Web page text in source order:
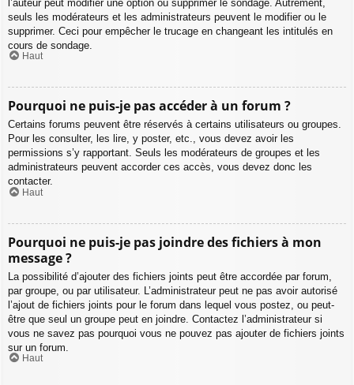
l’auteur peut modifier une option ou supprimer le sondage. Autrement,
seuls les modérateurs et les administrateurs peuvent le modifier ou le
supprimer. Ceci pour empêcher le trucage en changeant les intitulés en
cours de sondage.
Haut
Pourquoi ne puis-je pas accéder à un forum ?
Certains forums peuvent être réservés à certains utilisateurs ou groupes.
Pour les consulter, les lire, y poster, etc., vous devez avoir les
permissions s’y rapportant. Seuls les modérateurs de groupes et les
administrateurs peuvent accorder ces accès, vous devez donc les
contacter.
Haut
Pourquoi ne puis-je pas joindre des fichiers à mon
message ?
La possibilité d’ajouter des fichiers joints peut être accordée par forum,
par groupe, ou par utilisateur. L’administrateur peut ne pas avoir autorisé
l’ajout de fichiers joints pour le forum dans lequel vous postez, ou peut-
être que seul un groupe peut en joindre. Contactez l’administrateur si
vous ne savez pas pourquoi vous ne pouvez pas ajouter de fichiers joints
sur un forum.
Haut